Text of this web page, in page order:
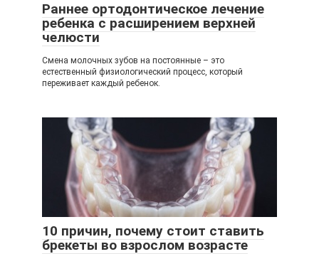
Раннее ортодонтическое лечение
ребенка с расширением верхней
челюсти
Смена молочных зубов на постоянные – это
естественный физиологический процесс, который
переживает каждый ребенок.
10 причин, почему стоит ставить
брекеты во взрослом возрасте